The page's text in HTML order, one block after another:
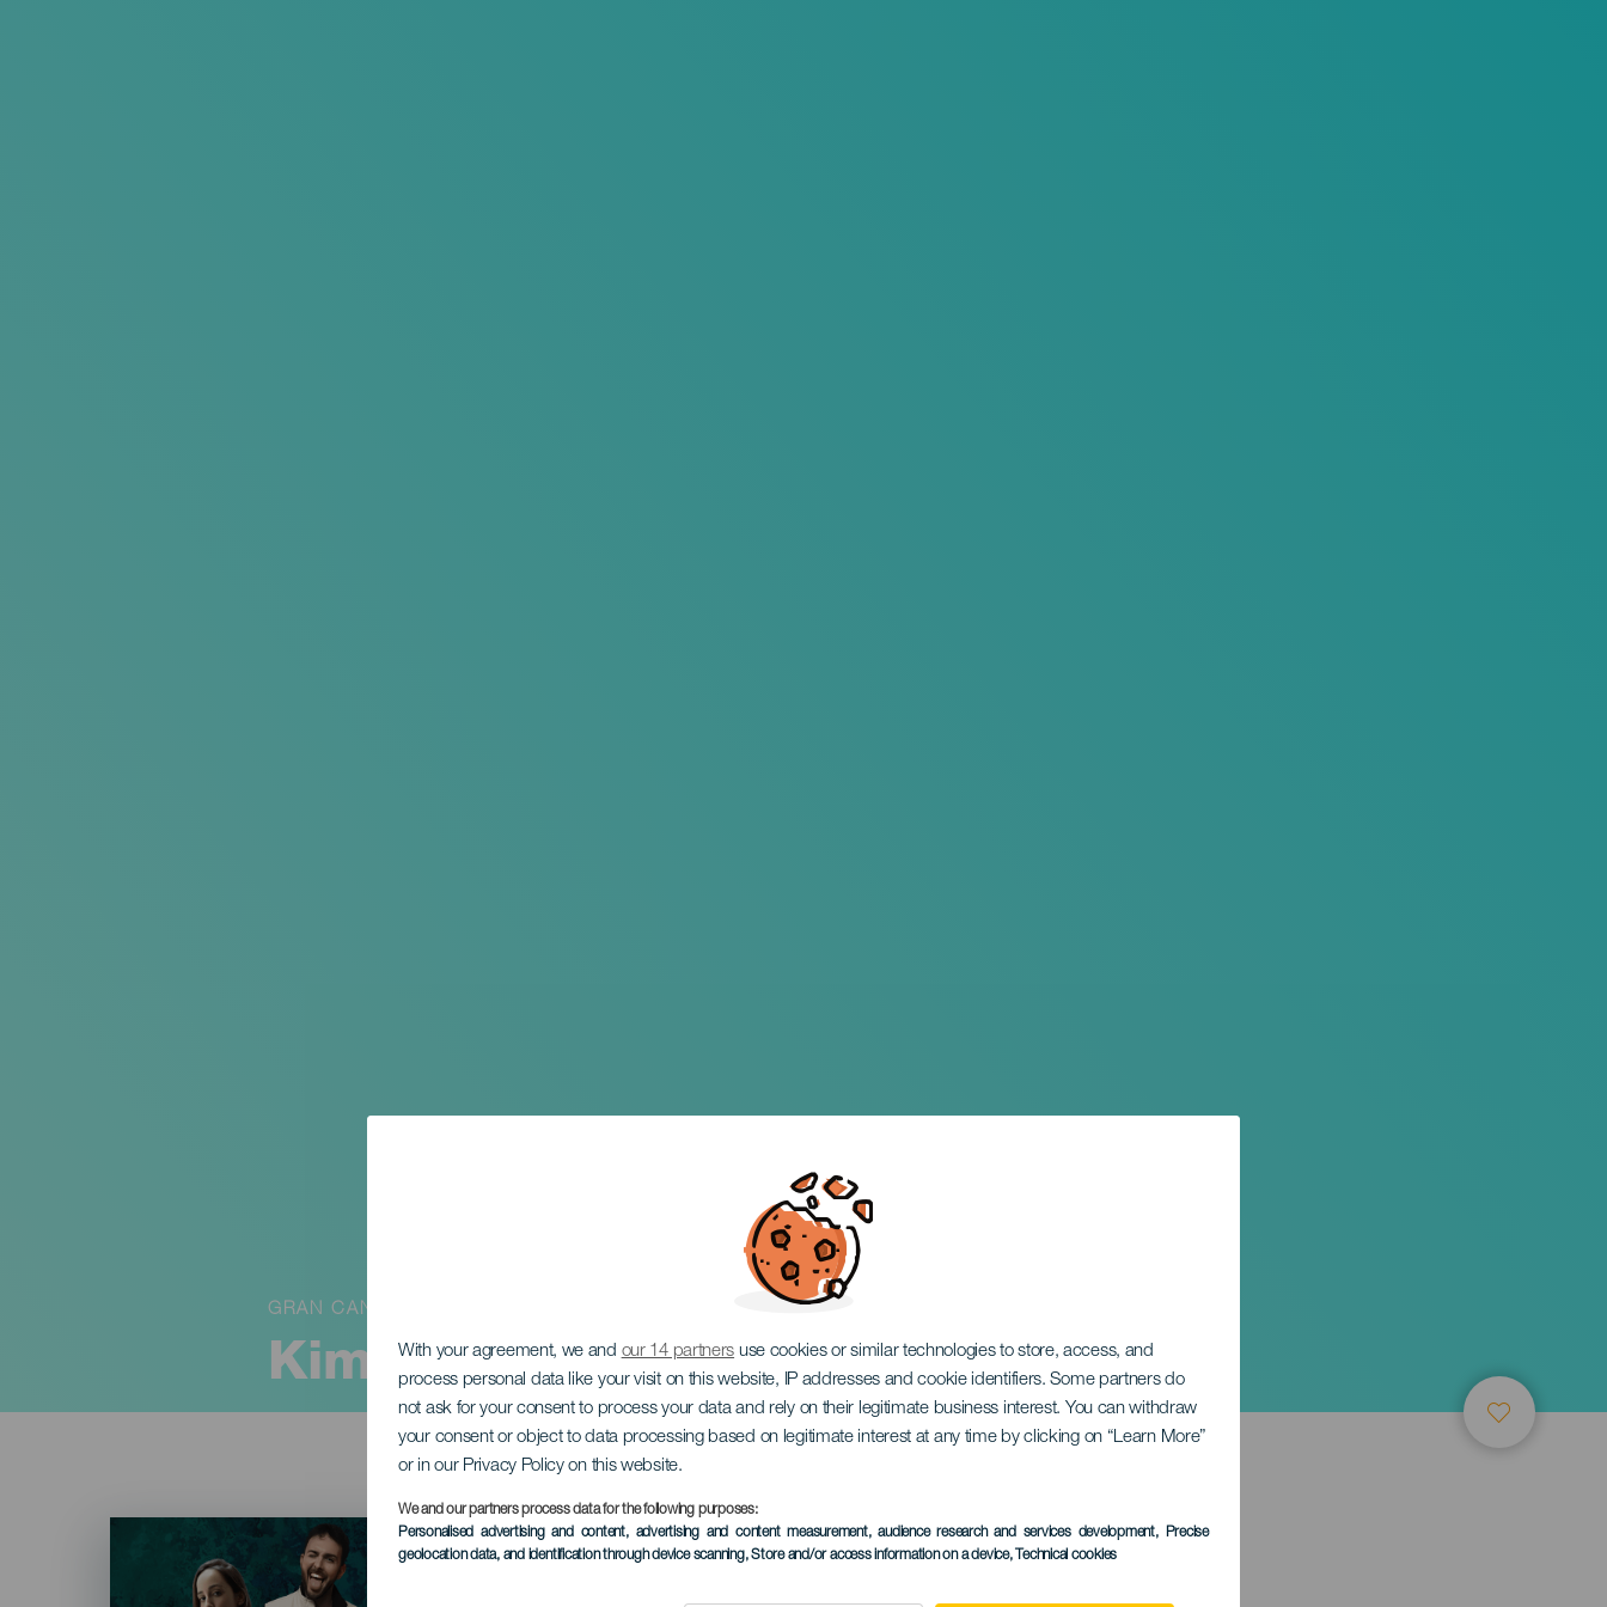
With your agreement, we and our 14 partners use cookies or similar technologies to store, access, and
process personal data like your visit on this website, IP addresses and cookie identifiers. Some partners do
not ask for your consent to process your data and rely on their legitimate business interest. You can withdraw
your consent or object to data processing based on legitimate interest at any time by clicking on “Learn More”
or in our Privacy Policy on this website.
We and our partners process data for the following purposes:
Personalised advertising and content, advertising and content measurement, audience research and services development, Precise
geolocation data, and identification through device scanning, Store and/or access information on a device, Technical cookies
Kimera x Paula Ojeda
GRAN CANARIA
VERGANGENE VERANSTALTUNG